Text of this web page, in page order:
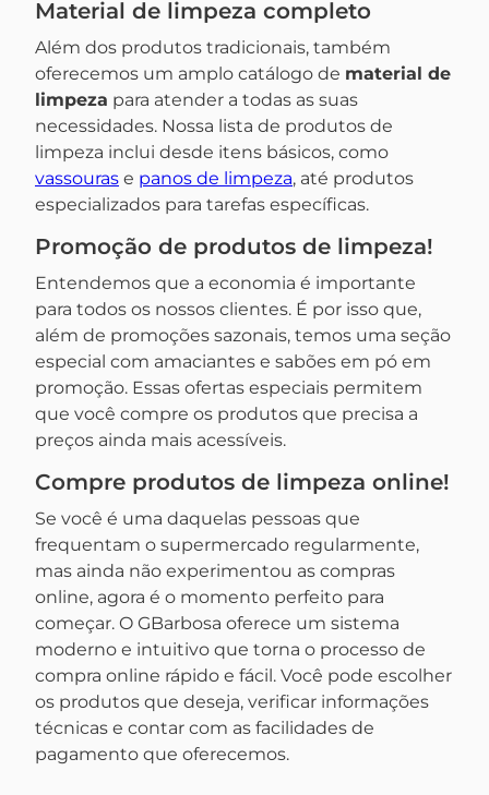
Material de limpeza completo
Além dos produtos tradicionais, também
oferecemos um amplo catálogo de material de
limpeza para atender a todas as suas
necessidades. Nossa lista de produtos de
limpeza inclui desde itens básicos, como
vassouras e panos de limpeza, até produtos
especializados para tarefas específicas.
Promoção de produtos de limpeza!
Entendemos que a economia é importante
para todos os nossos clientes. É por isso que,
além de promoções sazonais, temos uma seção
especial com amaciantes e sabões em pó em
promoção. Essas ofertas especiais permitem
que você compre os produtos que precisa a
preços ainda mais acessíveis.
Compre produtos de limpeza online!
Se você é uma daquelas pessoas que
frequentam o supermercado regularmente,
mas ainda não experimentou as compras
online, agora é o momento perfeito para
começar. O GBarbosa oferece um sistema
moderno e intuitivo que torna o processo de
compra online rápido e fácil. Você pode escolher
os produtos que deseja, verificar informações
técnicas e contar com as facilidades de
pagamento que oferecemos.